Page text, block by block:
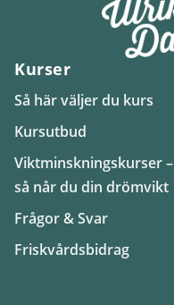
Kurser
Så här väljer du kurs
Kursutbud
Viktminskningskurser –
så når du din drömvikt
Frågor & Svar
Friskvårdsbidrag